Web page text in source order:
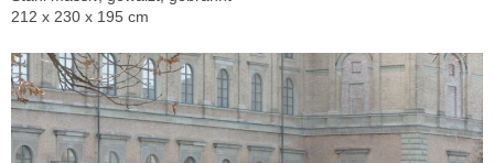
212 x 230 x 195 cm